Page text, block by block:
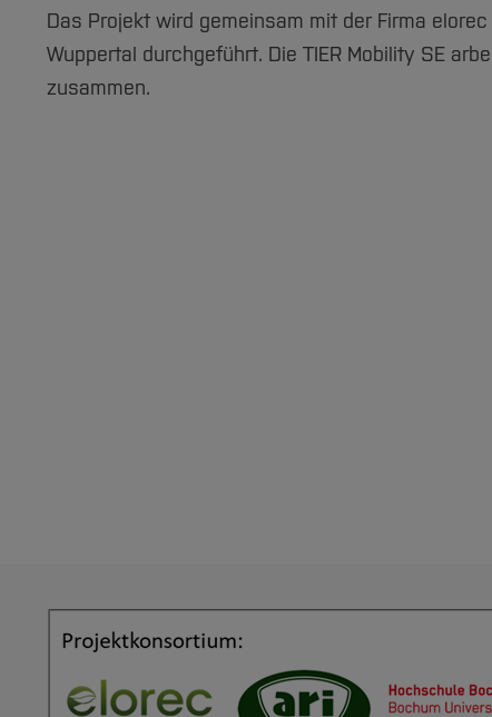
Das Projekt wird gemeinsam mit der Firma
Wuppertal durchgeführt. Die TIER Mobility SE
zusammen.